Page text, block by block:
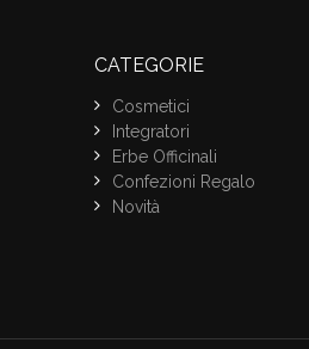
CATEGORIE
Cosmetici
Integratori
Erbe Officinali
Confezioni Regalo
Novità